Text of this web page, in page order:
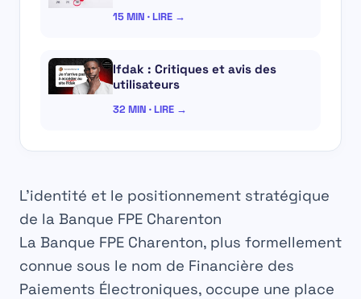
15 MIN · LIRE →
Ifdak : Critiques et avis des
utilisateurs
32 MIN · LIRE →
L’identité et le positionnement stratégique
de la Banque FPE Charenton
La Banque FPE Charenton, plus formellement
connue sous le nom de Financière des
Paiements Électroniques, occupe une place